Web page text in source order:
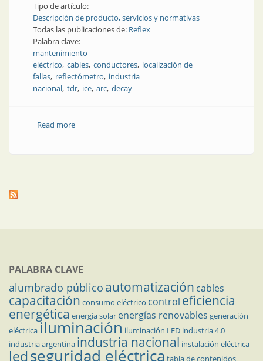
Tipo de artículo:
Descripción de producto, servicios y normativas
Todas las publicaciones de: Reflex
Palabra clave:
mantenimiento
eléctrico cables conductores localización de
fallas reflectómetro industria
nacional tdr ice arc decay
Read moreabout Cables, ¿cómo encontrar sus fallas?
PALABRA CLAVE
alumbrado público automatización cables
capacitación consumo eléctrico control eficiencia
energética energía solar energías renovables generación
eléctricailuminación iluminación LED industria 4.0
industria argentina industria nacional instalación eléctrica
ledseguridad eléctrica tabla de contenidos